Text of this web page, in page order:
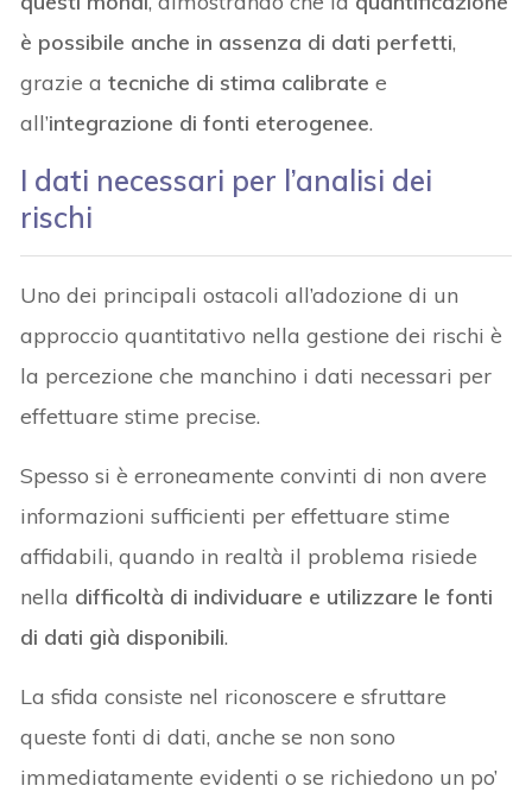
è possibile anche in assenza di dati perfetti,
grazie atecniche di stima calibrate e
all’integrazione di fonti eterogenee.
I dati necessari per l’analisi dei
rischi
Uno dei principali ostacoli all’adozione di un
approccio quantitativo nella gestione dei rischi è
la percezione che manchino i dati necessari per
effettuare stime precise.
Spesso si è erroneamente convinti di non avere
informazioni sufficienti per effettuare stime
affidabili, quando in realtà il problema risiede
nella difficoltà di individuare e utilizzare le fonti
di dati già disponibili.
La sfida consiste nel riconoscere e sfruttare
queste fonti di dati, anche se non sono
immediatamente evidenti o se richiedono un po’